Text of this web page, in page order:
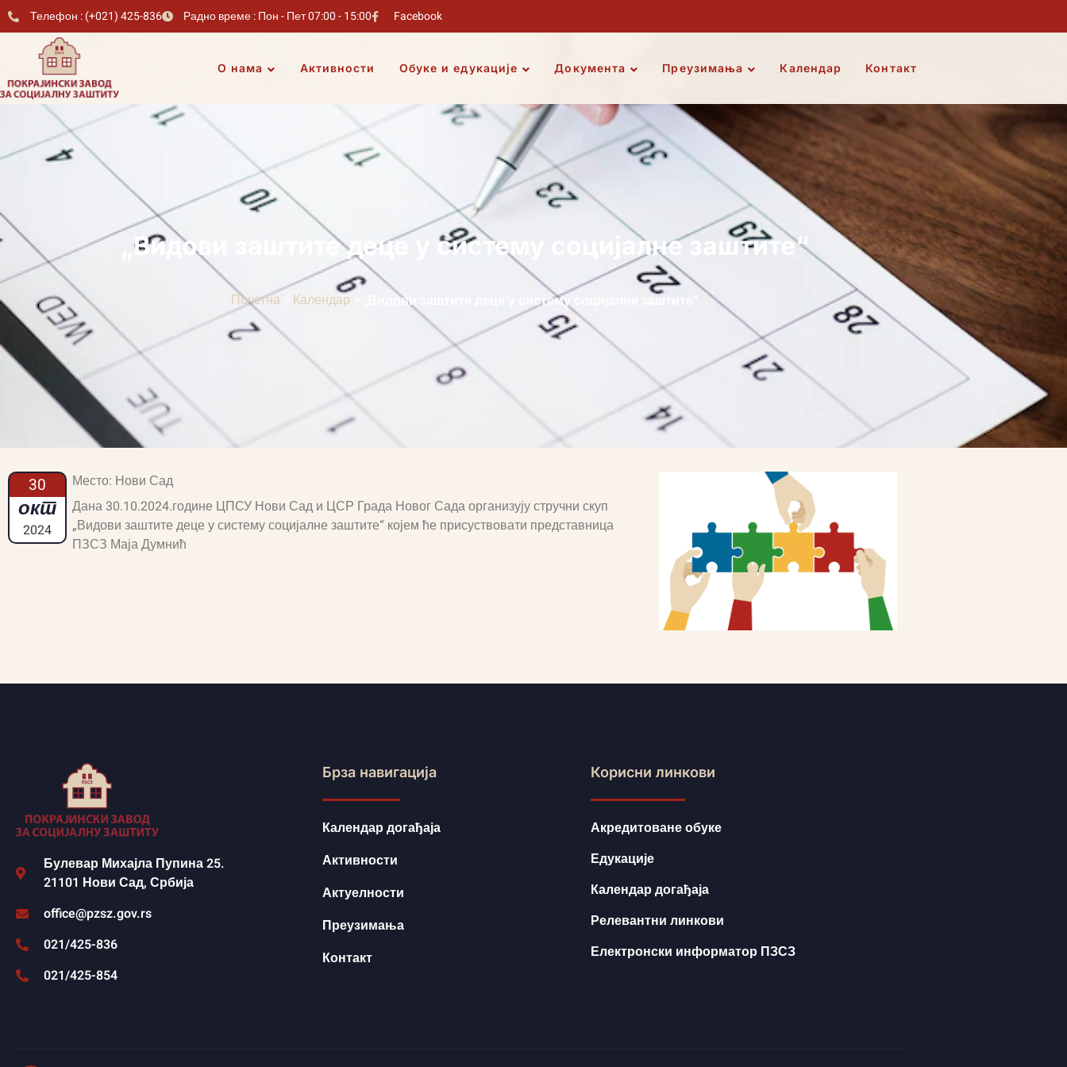
Телефон : (+021) 425-836 Радно време : Пон - Пет 07:00 - 15:00 Facebook
О нама Активности Обуке и едукације Документа Преузимања Календар Контакт
„Видови заштите деце у систему социјалне заштите“
Почетна Календар „Видови заштите деце у систему социјалне заштите“
30
окт
2024
Место: Нови Сад
Дана 30.10.2024.године ЦПСУ Нови Сад и ЦСР Града Новог Сада организују стручни скуп
„Видови заштите деце у систему социјалне заштите“ којем ће присуствовати представница
ПЗСЗ Маја Думнић
Булевар Михајла Пупина 25.
21101 Нови Сад, Србија
office@pzsz.gov.rs
021/425-836
021/425-854
Брза навигација
Календар догађаја
Активности
Актуелности
Преузимања
Контакт
Корисни линкови
Акредитоване обуке
Едукације
Календар догађаја
Релевантни линкови
Електронски информатор ПЗСЗ